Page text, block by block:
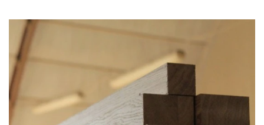
Kontaktinformācija